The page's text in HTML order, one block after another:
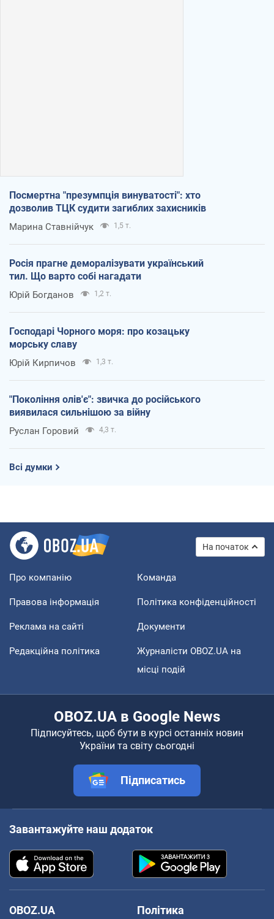
Посмертна "презумпція винуватості": хто
дозволив ТЦК судити загиблих захисників
Марина Ставнійчук 1,5 т.
Росія прагне деморалізувати український
тил. Що варто собі нагадати
Юрій Богданов 1,2 т.
Господарі Чорного моря: про козацьку
морську славу
Юрій Кирпичов 1,3 т.
"Покоління олів'є": звичка до російського
виявилася сильнішою за війну
Руслан Горовий 4,3 т.
Всі думки
На початок
Про компанію Команда
Правова інформація Політика конфіденційності
Реклама на сайті Документи
Редакційна політика
Журналісти OBOZ.UA на
місці подій
OBOZ.UA в Google News
Підписуйтесь, щоб бути в курсі останніх новин
України та світу сьогодні
Підписатись
Завантажуйте наш додаток
OBOZ.UA
Політика